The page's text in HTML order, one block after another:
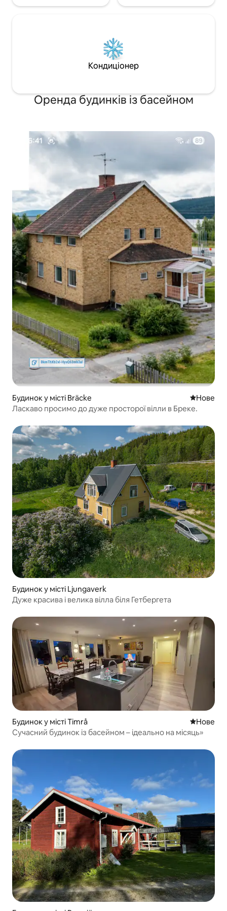
Кондиціонер
Оренда будинків із басейном
Будинок у місті Bräcke Нове
Нове
Ласкаво просимо до дуже просторої вілли в Бреке.
Будинок у місті Ljungaverk
Дуже красива і велика вілла біля Гетбергета
Будинок у місті Timrå Нове
Нове
Сучасний будинок із басейном – ідеально на місяць»